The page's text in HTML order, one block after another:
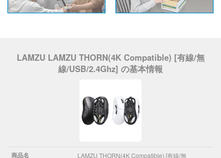
LAMZU LAMZU THORN(4K Compatible) [有線/無
線/USB/2.4Ghz] の基本情報
商品名 LAMZU THORN(4K Compatible) [有線/無